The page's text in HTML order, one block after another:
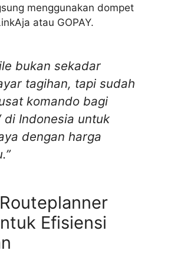
menggunakan dompet
atau GOPAY.
bukan sekadar
tagihan, tapi sudah
komando bagi
di Indonesia untuk
dengan harga
Efisiensi